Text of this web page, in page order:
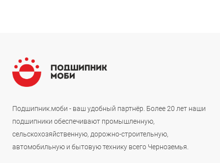
Подшипник.моби - ваш удобный партнёр. Более 20 лет наши
подшипники обеспечивают промышленную,
сельскохозяйственную, дорожно-строительную,
автомобильную и бытовую технику всего Черноземья.